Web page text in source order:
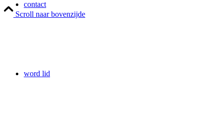
contact
word lid
Scroll naar bovenzijde